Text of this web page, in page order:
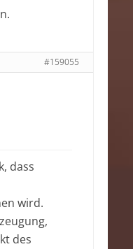
#159055
dass
wird.
des